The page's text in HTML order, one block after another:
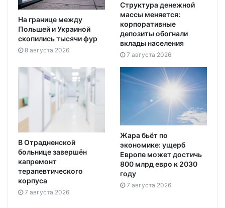
На границе между
Польшей и Украиной
скопились тысячи фур
8 августа 2026
Структура денежной
массы меняется:
корпоративные
депозиты обогнали
вклады населения
7 августа 2026
В Отрадненской
больнице завершён
капремонт
терапевтического
корпуса
7 августа 2026
Жара бьёт по
экономике: ущерб
Европе может достичь
800 млрд евро к 2030
году
7 августа 2026